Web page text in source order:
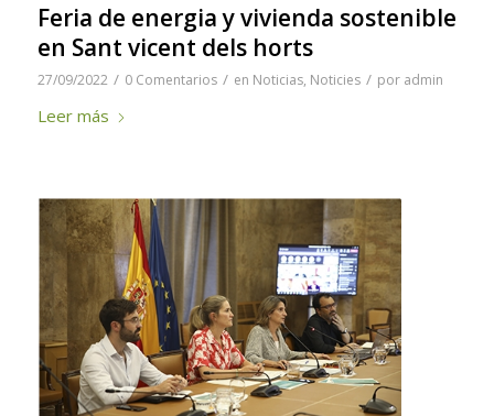
Feria de energia y vivienda sostenible
en Sant vicent dels horts
27/09/2022 / 0 Comentarios / en Noticias, Noticies / por admin
Leer más